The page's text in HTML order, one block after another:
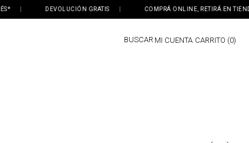
| DEVOLUCIÓN GRATIS | COMPRÁ ONLINE, RETIRÁ EN TIENDA
BUSCAR MI CUENTA 0